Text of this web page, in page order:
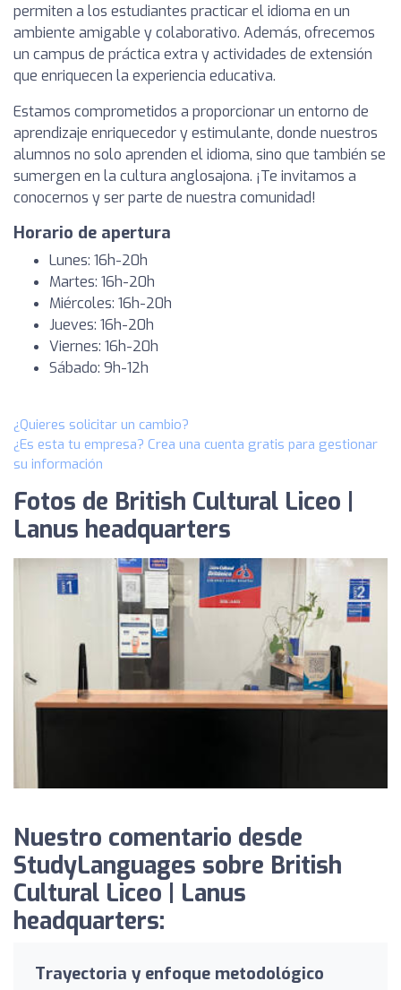
permiten a los estudiantes practicar el idioma en un
ambiente amigable y colaborativo. Además, ofrecemos
un campus de práctica extra y actividades de extensión
que enriquecen la experiencia educativa.
Estamos comprometidos a proporcionar un entorno de
aprendizaje enriquecedor y estimulante, donde nuestros
alumnos no solo aprenden el idioma, sino que también se
sumergen en la cultura anglosajona. ¡Te invitamos a
conocernos y ser parte de nuestra comunidad!
Horario de apertura
Lunes: 16h-20h
Martes: 16h-20h
Miércoles: 16h-20h
Jueves: 16h-20h
Viernes: 16h-20h
Sábado: 9h-12h
¿Quieres solicitar un cambio?
¿Es esta tu empresa? Crea una cuenta gratis para gestionar
su información
Fotos de British Cultural Liceo |
Lanus headquarters
Nuestro comentario desde
StudyLanguages sobre British
Cultural Liceo | Lanus
headquarters:
Trayectoria y enfoque metodológico